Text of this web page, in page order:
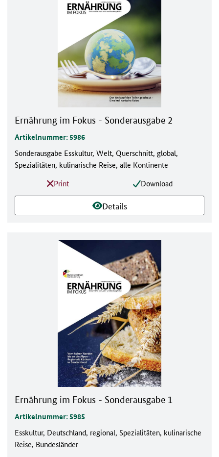
Ernährung im Fokus - Sonderausgabe 2
Artikelnummer: 5986
Sonderausgabe Esskultur, Welt, Querschnitt, global,
Spezialitäten, kulinarische Reise, alle Kontinente
Print
Download
Details
Ernährung im Fokus - Sonderausgabe 1
Artikelnummer: 5985
Esskultur, Deutschland, regional, Spezialitäten, kulinarische
Reise, Bundesländer